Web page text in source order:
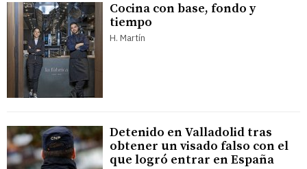
Cocina con base, fondo y
tiempo
H. Martín
Detenido en Valladolid tras
obtener un visado falso con el
que logró entrar en España